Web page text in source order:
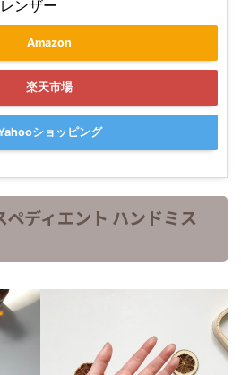
ンザー
Amazon
楽天市場
ショッピング
ペディエント ハンドミス